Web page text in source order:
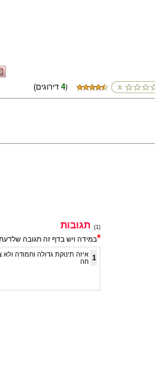
4)
(1)
תגובות
*במידה ויש בדף זה תגובה
איזה תינוקת גדולה וחמודה
חה 1